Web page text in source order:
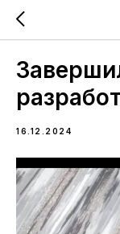
16.12.2024